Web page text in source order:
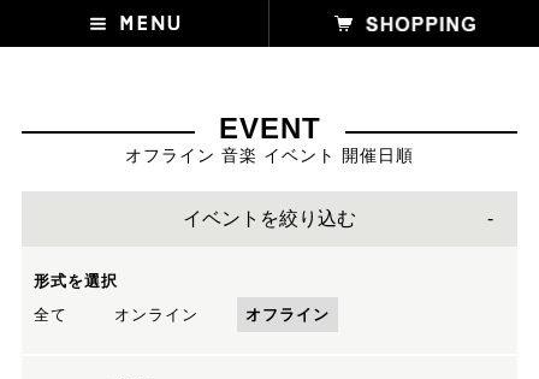
EVENT
オフライン 音楽 イベント 開催日順
イベントを絞り込む
形式を選択
全て
オンライン オフライン